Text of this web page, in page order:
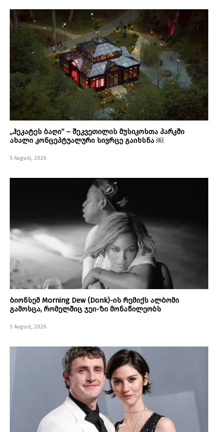
„ჰეკატეს ბაღი“ – შეკვეთილის მუსიკოსთა პარკში
ახალი კონცეპტუალური სივრცე გაიხსნა ￼
5 August, 2026
ბიონსემ Morning Dew (Donk)-ის რემიქს ალბომი
გამოსცა, რომელშიც ჯეი-ზი მონაწილეობს
5 August, 2026